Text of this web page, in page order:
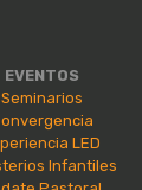
EVENTOS
Seminarios
LED
Infantiles